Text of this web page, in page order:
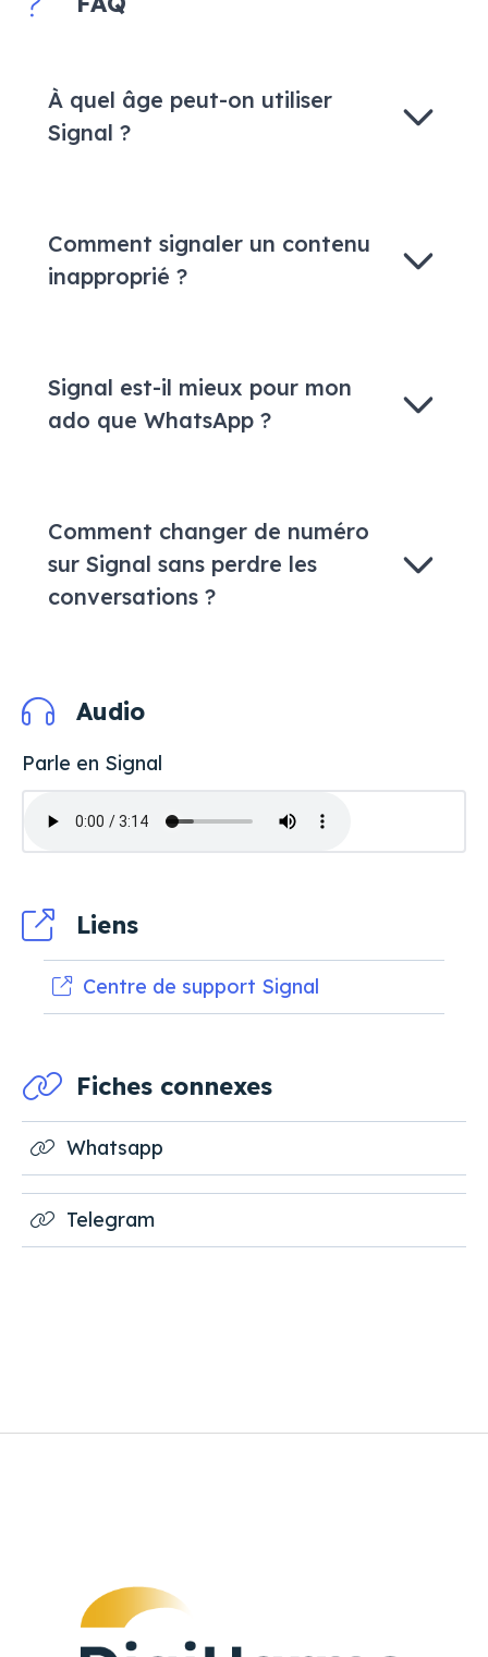
À quel âge peut-on utiliser
Signal ?
Comment signaler un contenu
inapproprié ?
Signal est-il mieux pour mon
ado que WhatsApp ?
Comment changer de numéro
sur Signal sans perdre les
conversations ?
Audio
Parle en Signal
Liens
Centre de support Signal
Fiches connexes
Whatsapp
Telegram